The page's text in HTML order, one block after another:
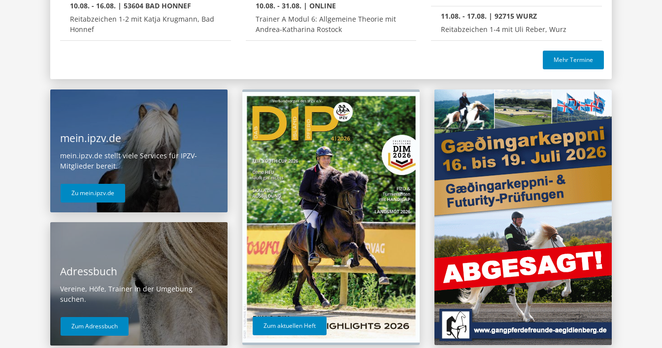
10.08. - 16.08. | 53604 BAD HONNEF
Reitabzeichen 1-2 mit Katja Krugmann, Bad
Honnef
10.08. - 31.08. | ONLINE
Trainer A Modul 6: Allgemeine Theorie mit
Andrea-Katharina Rostock
11.08. - 17.08. | 92715 WURZ
Reitabzeichen 1-4 mit Uli Reber, Wurz
Mehr Termine
mein.ipzv.de
mein.ipzv.de stellt viele Services für IPZV-
Mitglieder bereit.
Zu mein.ipzv.de
Adressbuch
Vereine, Höfe, Trainer in der Umgebung
suchen.
Zum Adressbuch Zum aktuellen Heft